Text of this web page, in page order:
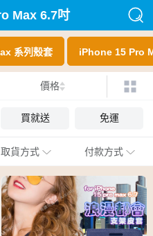
Max 6.7吋
系列殼套 iPhone 15 Pro
價格
買就送 免運
取貨方式 付款方式